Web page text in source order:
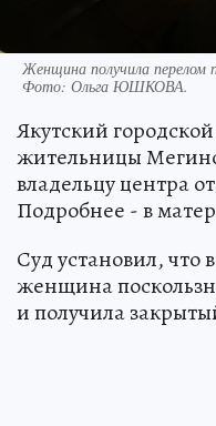
Женщина получила перелом
Фото: Ольга ЮШКОВА.
Якутский
жительницы
владельцу центра
Подробнее - в
Суд установил, что
женщина
и получила